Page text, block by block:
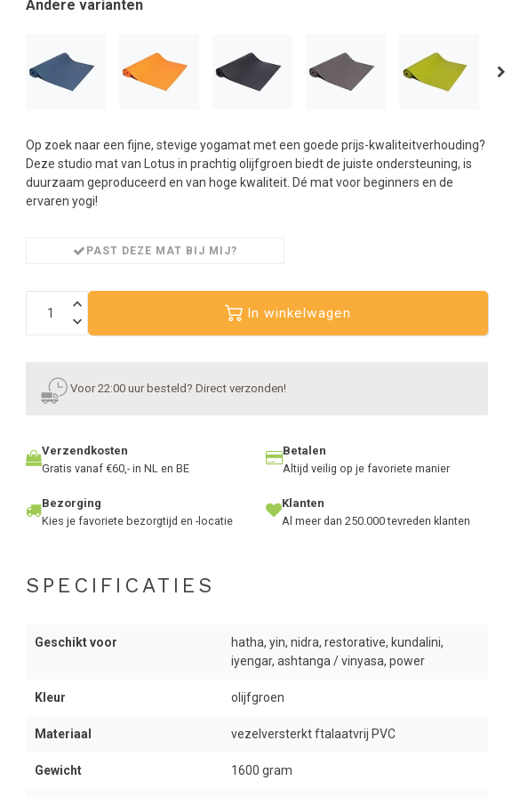
naar
zoekresultaat
met
aanraaktoetsen
werkt,
touch-
Andere varianten
Op zoek naar een fijne, stevige yogamat met een goede prijs-kwaliteitverhouding?
Deze studio mat van Lotus in prachtig olijfgroen biedt de juiste ondersteuning, is
duurzaam geproduceerd en van hoge kwaliteit. Dé mat voor beginners en de
ervaren yogi!
PAST DEZE MAT BIJ MIJ?
In winkelwagen
Voor 22:00 uur besteld? Direct verzonden!
Verzendkosten
Gratis vanaf €60,- in NL en BE
Betalen
Altijd veilig op je favoriete manier
Bezorging
Kies je favoriete bezorgtijd en -locatie
Klanten
Al meer dan 250.000 tevreden klanten
SPECIFICATIES
Geschikt voor
hatha, yin, nidra, restorative, kundalini,
iyengar, ashtanga / vinyasa, power
Kleur olijfgroen
Materiaal vezelversterkt ftalaatvrij PVC
Gewicht 1600 gram